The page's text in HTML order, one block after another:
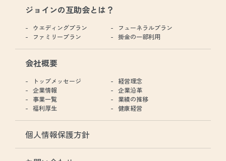
ジョインの互助会とは？
ウエディングプラン
フューネラルプラン
ファミリープラン
掛金の一部利用
会社概要
トップメッセージ
経営理念
企業情報
企業沿革
事業一覧
業績の推移
福利厚生
健康経営
個人情報保護方針